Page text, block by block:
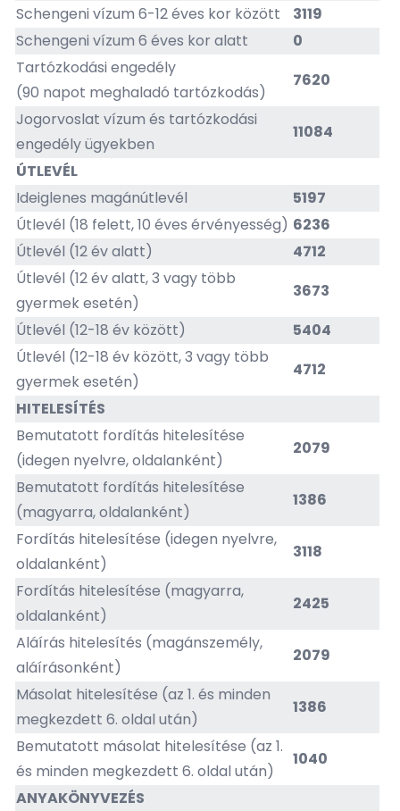
Schengeni vízum 6-12 éves kor között
3119
Schengeni vízum 6 éves kor alatt
0
Tartózkodási engedély
(90 napot meghaladó tartózkodás)
7620
Jogorvoslat vízum és tartózkodási
engedély ügyekben
11084
ÚTLEVÉL
Ideiglenes magánútlevél
5197
Útlevél (18 felett, 10 éves érvényesség) 6236
Útlevél (12 év alatt)
4712
Útlevél (12 év alatt, 3 vagy több
gyermek esetén)
3673
Útlevél (12-18 év között)
5404
Útlevél (12-18 év között, 3 vagy több
gyermek esetén)
4712
HITELESÍTÉS
Bemutatott fordítás hitelesítése
(idegen nyelvre, oldalanként)
2079
Bemutatott fordítás hitelesítése
(magyarra, oldalanként)
1386
Fordítás hitelesítése (idegen nyelvre,
oldalanként)
3118
Fordítás hitelesítése (magyarra,
oldalanként)
2425
Aláírás hitelesítés (magánszemély,
aláírásonként)
2079
Másolat hitelesítése (az 1. és minden
megkezdett 6. oldal után)
1386
Bemutatott másolat hitelesítése (az 1.
és minden megkezdett 6. oldal után)
1040
ANYAKÖNYVEZÉS